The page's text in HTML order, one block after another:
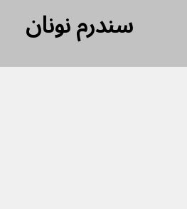
سندرم نونان